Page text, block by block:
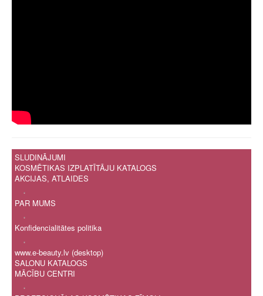
SLUDINĀJUMI
KOSMĒTIKAS IZPLATĪTĀJU KATALOGS
AKCIJAS, ATLAIDES
.
PAR MUMS
.
Konfidencialitātes politika
.
www.e-beauty.lv (desktop)
SALONU KATALOGS
MĀCĪBU CENTRI
.